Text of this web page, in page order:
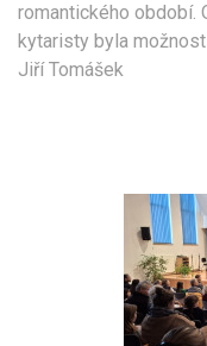
romantického období.
kytaristy byla
Jiří Tomášek